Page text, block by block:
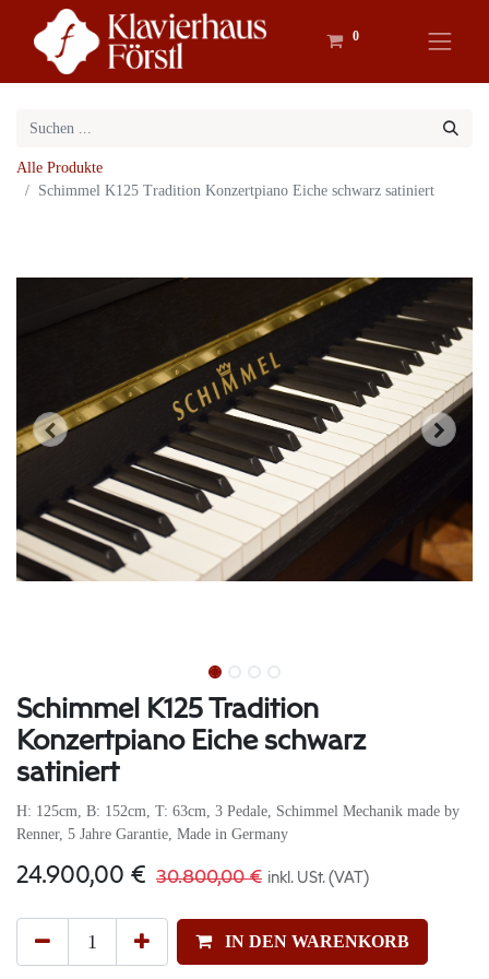
0
Alle Produkte
Schimmel K125 Tradition Konzertpiano Eiche schwarz satiniert
Schimmel K125 Tradition
Konzertpiano Eiche schwarz
satiniert
H: 125cm, B: 152cm, T: 63cm, 3 Pedale, Schimmel Mechanik made by
Renner, 5 Jahre Garantie, Made in Germany
24.900,00 € 30.800,00€ inkl. USt. (VAT)
IN DEN WARENKORB